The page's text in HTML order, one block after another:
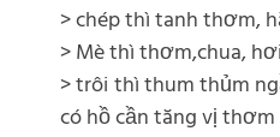
> chép thì tanh thơm,
> Mè thì thơm,chua,
> trôi thì thum thủm
có hồ cần tăng vị